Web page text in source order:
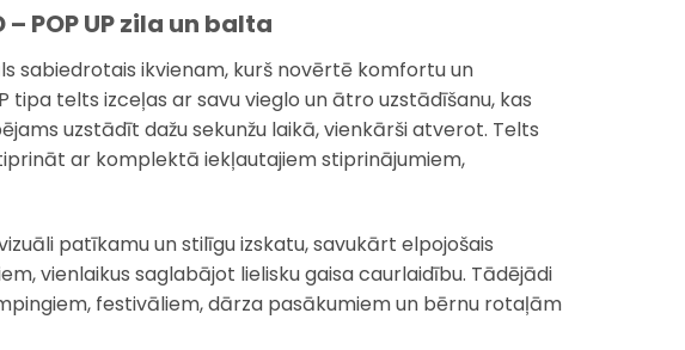
POP UP zila un balta
sabiedrotais ikvienam, kurš novērtē komfortu un
tipa telts izceļas ar savu vieglo un ātro uzstādīšanu, kas
uzstādīt dažu sekunžu laikā, vienkārši atverot. Telts
ar komplektā iekļautajiem stiprinājumiem,
patīkamu un stilīgu izskatu, savukārt elpojošais
vienlaikus saglabājot lielisku gaisa caurlaidību. Tādējādi
festivāliem, dārza pasākumiem un bērnu rotaļām